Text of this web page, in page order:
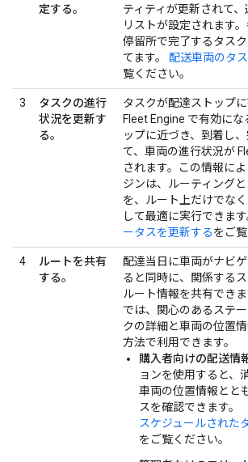
定する。
ティティが更新されて
リストが設定されます
停留所で完了するタス
てます。 配送車両のタ
覧ください。
3
タスクの進行
状況を更新す
る。
タスクが配達ストップに
Fleet Engine で有効に
ップに近づき、到着し
て、車両の進行状況が
されます。この情報に
ジンは、ルーティング
を、ルート上だけでな
して最適に実行できます
ータスを更新するをご覧
4
ルートを共有
する。
配達当日に車両がナビ
ると同時に、関係する
ルート情報を共有でき
では、関心のあるステ
クの詳細と車両の位置
方法で利用できます。
購入者向けの配送情
ョンを使用すると、
車両の位置情報とと
スを確認できます。
スケジュールされた
をご覧ください。